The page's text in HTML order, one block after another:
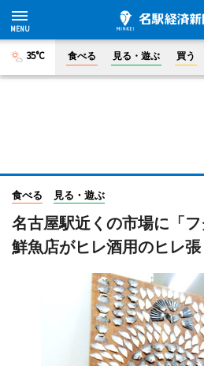
35°C 食べる 見る・遊ぶ 買う
食べる 見る・遊ぶ
名古屋駅近くの市場に「
鮮魚店がヒレ酒用のヒレ